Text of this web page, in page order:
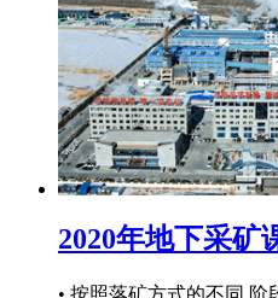
2020年地下采矿
• 按照落矿方式的不同,